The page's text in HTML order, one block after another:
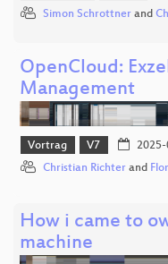
Simon Schrottner and
OpenCloud:
Management
Vortrag V7
Christian Richter and
How i came to
machine